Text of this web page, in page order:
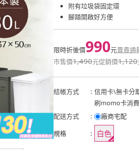
附有垃圾袋固定環
腳踏開啟好方便
限時折後價990元賣貴通
市售價1,490元促銷價1,120
結帳方式 : 信用卡\無卡分
刷momo卡消
配送方式
:
廠商宅配
規格
: 白色